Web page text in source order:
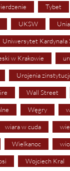
Tybet
UKSW
Uniwersytet Kardynała
w Krakowie
Urojenia
Wall Street
Węgry
wiara w cuda
Wielkanoc
Wojciech Kral